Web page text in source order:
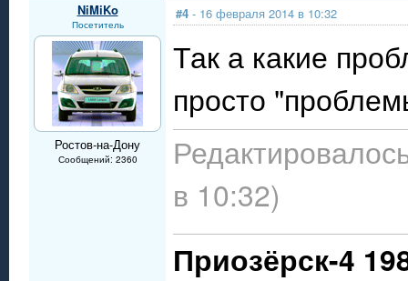
NiMiKo
Посетитель
Ростов-на-Дону
Сообщений: 2360
#4 - 16 февраля 2014 в 10:32
Так а какие
просто
в 10:32)
Приозёрск-4